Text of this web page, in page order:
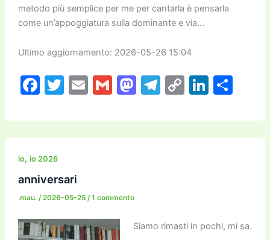
metodo più semplice per me per cantarla è pensarla
come un’appoggiatura sulla dominante e via…
Ultimo aggiornamento: 2026-05-26 15:04
F
c
e
b
o
o
k
T
itt
er
E
ai
l
G
ai
l
M
st
o
T
e
gr
C
p
y
Li
k
e
C
n
di
io, io 2026
anniversari
.mau. /2026-05-25 /1 commento
Siamo rimasti in pochi, mi sa.